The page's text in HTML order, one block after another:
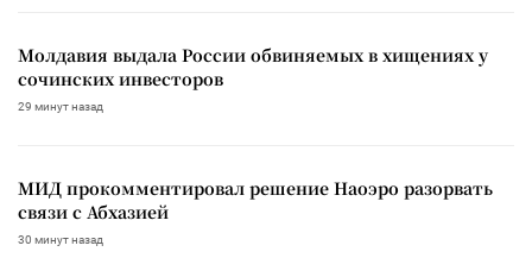
Молдавия выдала России обвиняемых в хищениях у
сочинских инвесторов
29 минут назад
МИД прокомментировал решение Наоэро разорвать
связи с Абхазией
30 минут назад